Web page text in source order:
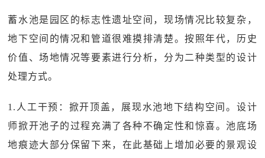
蓄水池是园区的标志性遗址空间，现场情况比较复杂，
地下空间的情况和管道很难摸排清楚。按照年代，历史
价值、场地情况等要素进行分析，分为二种类型的设计
处理方式。
1.人工干预：掀开顶盖，展现水池地下结构空间。设计
师掀开池子的过程充满了各种不确定性和惊喜。池底场
地痕迹大部分保留下来，在此基础上增加必要的景观设